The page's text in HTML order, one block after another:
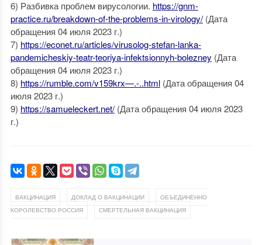
6) Разбивка проблем вирусологии. https://gnm-
practice.ru/breakdown-of-the-problems-in-virology/(Дата
обращения 04 июля 2023 г.)
7) https://econet.ru/articles/virusolog-stefan-lanka-
pandemicheskiy-teatr-teoriya-infektsionnyh-bolezney (Дата
обращения 04 июля 2023 г.)
8) https://rumble.com/v159krx—.-..html(Дата обращения 04
июля 2023 г.)
9) https://samueleckert.net/(Дата обращения 04 июля 2023
г.)
ВАКЦИНАЦИЯ ДОКЛАД О ВАКЦИНАЦИИ
ОБЪЕДИНЕННО
КОРОЛЕВСТВО РОССИЯ
СМЕРТЕЛЬНАЯ ВАКЦИНАЦИЯ